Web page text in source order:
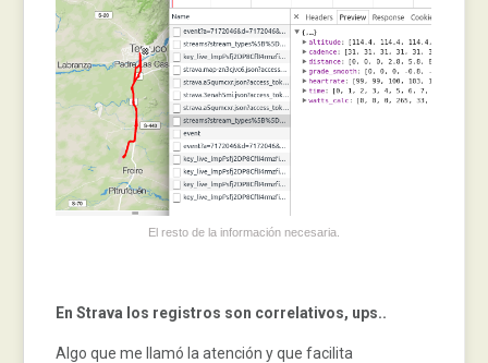
El resto de la información necesaria.
En Strava los registros son correlativos, ups..
Algo que me llamó la atención y que facilita